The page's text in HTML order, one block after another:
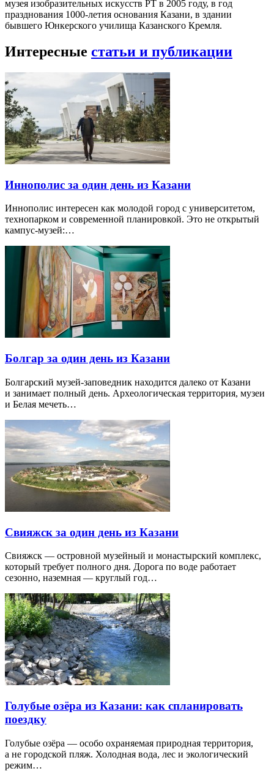
музея изобразительных искусств РТ в 2005 году, в год
празднования 1000-летия основания Казани, в здании
бывшего Юнкерского училища Казанского Кремля.
Интересные статьи и публикации
Иннополис за один день из Казани
Иннополис интересен как молодой город с университетом,
технопарком и современной планировкой. Это не открытый
кампус-музей:…
Болгар за один день из Казани
Болгарский музей-заповедник находится далеко от Казани
и занимает полный день. Археологическая территория, музеи
и Белая мечеть…
Свияжск за один день из Казани
Свияжск — островной музейный и монастырский комплекс,
который требует полного дня. Дорога по воде работает
сезонно, наземная — круглый год…
Голубые озёра из Казани: как спланировать
поездку
Голубые озёра — особо охраняемая природная территория,
а не городской пляж. Холодная вода, лес и экологический
режим…